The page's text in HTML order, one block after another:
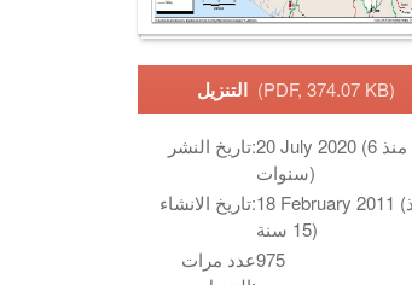
التنزيل (PDF, 374.07 KB)
تاريخ النشر:20 July 2020 (منذ 6
سنوات)
تاريخ الانشاء:18 February 2011 (منذ
15 سنة)
عدد مرات975